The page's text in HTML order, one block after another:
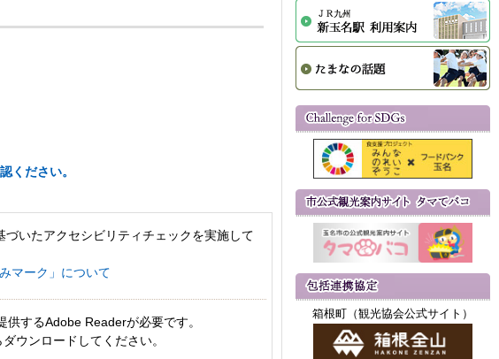
ください。
いたアクセシビリティチェックを実施して
マーク」について
するAdobe Readerが必要です。
ウンロードしてください。
箱根町（観光協会公式サイト）